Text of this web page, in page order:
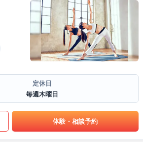
定休日
毎週木曜日
体験・相談予約